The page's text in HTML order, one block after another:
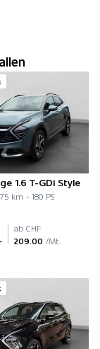
1.6 T-GDi Style
km - 180 PS
ab CHF
209.00 /Mt.